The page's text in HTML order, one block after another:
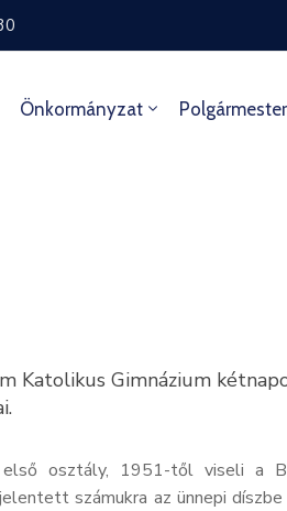
Önkormányzat
Katolikus Gimnázium
osztály, 1951-től viseli
számukra az ünnepi